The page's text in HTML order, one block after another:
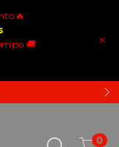
×
🚚
0